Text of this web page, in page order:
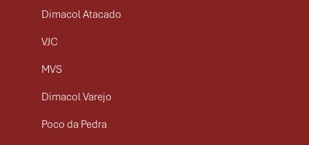
Dimacol Atacado
VJC
MVS
Dimacol Varejo
Poco da Pedra